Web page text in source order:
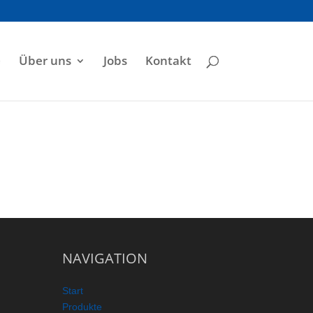
Über uns Jobs Kontakt
NAVIGATION
Start
Produkte